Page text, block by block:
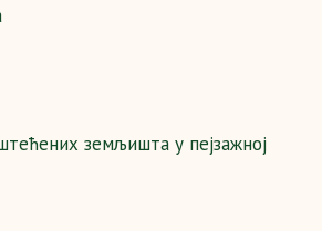
земљишта у пејзажној